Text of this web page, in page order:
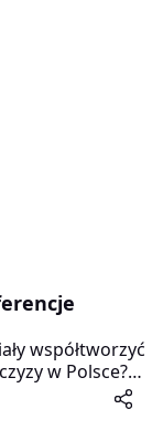
współtworzyć
w Polsce?
zawodowe nie
podróżach?